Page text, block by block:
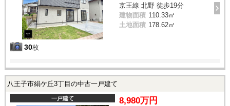
30枚
京王線 北野 徒歩19分
建物面積 110.33㎡
土地面積 178.62㎡
八王子市絹ケ丘3丁目の中古一戸建て
一戸建て 8,980万円